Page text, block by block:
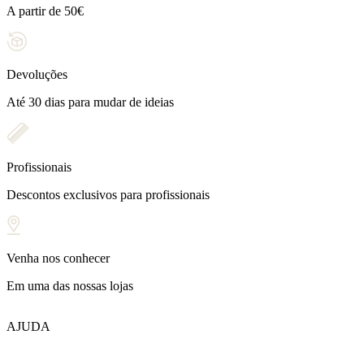
A partir de 50€
Devoluções
Até 30 dias para mudar de ideias
Profissionais
Descontos exclusivos para profissionais
Venha nos conhecer
Em uma das nossas lojas
AJUDA